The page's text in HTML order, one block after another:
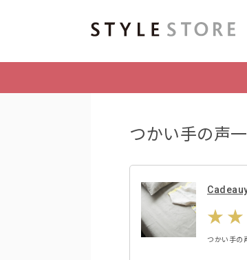
つかい手の声
つかい手の